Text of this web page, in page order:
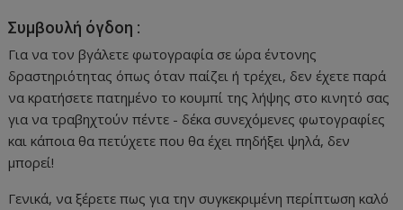
Συμβουλή όγδοη :
Για να τον βγάλετε φωτογραφία σε ώρα έντονης
δραστηριότητας όπως όταν παίζει ή τρέχει, δεν έχετε παρά
να κρατήσετε πατημένο το κουμπί της λήψης στο κινητό σας
για να τραβηχτούν πέντε - δέκα συνεχόμενες φωτογραφίες
και κάποια θα πετύχετε που θα έχει πηδήξει ψηλά, δεν
μπορεί!
Γενικά, να ξέρετε πως για την συγκεκριμένη περίπτωση καλό